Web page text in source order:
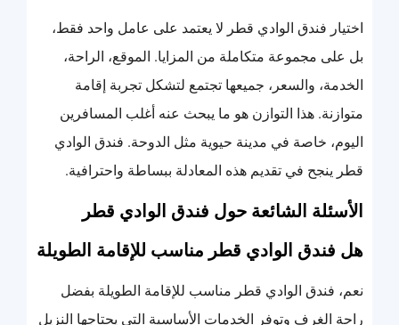
اختيار فندق الوادي قطر لا يعتمد على عامل واحد فقط،
بل على مجموعة متكاملة من المزايا. الموقع، الراحة،
الخدمة، والسعر، جميعها تجتمع لتشكل تجربة إقامة
متوازنة. هذا التوازن هو ما يبحث عنه أغلب المسافرين
اليوم، خاصة في مدينة حيوية مثل الدوحة. فندق الوادي
قطر ينجح في تقديم هذه المعادلة ببساطة واحترافية.
الأسئلة الشائعة حول فندق الوادي قطر
هل فندق الوادي قطر مناسب للإقامة الطويلة
نعم، فندق الوادي قطر مناسب للإقامة الطويلة بفضل
راحة الغرف وتوفر الخدمات الأساسية التي يحتاجها النزيل